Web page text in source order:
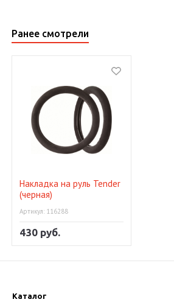
Ранее смотрели
Накладка на руль Tender
(черная)
Артикул: 116288
430 руб.
Каталог